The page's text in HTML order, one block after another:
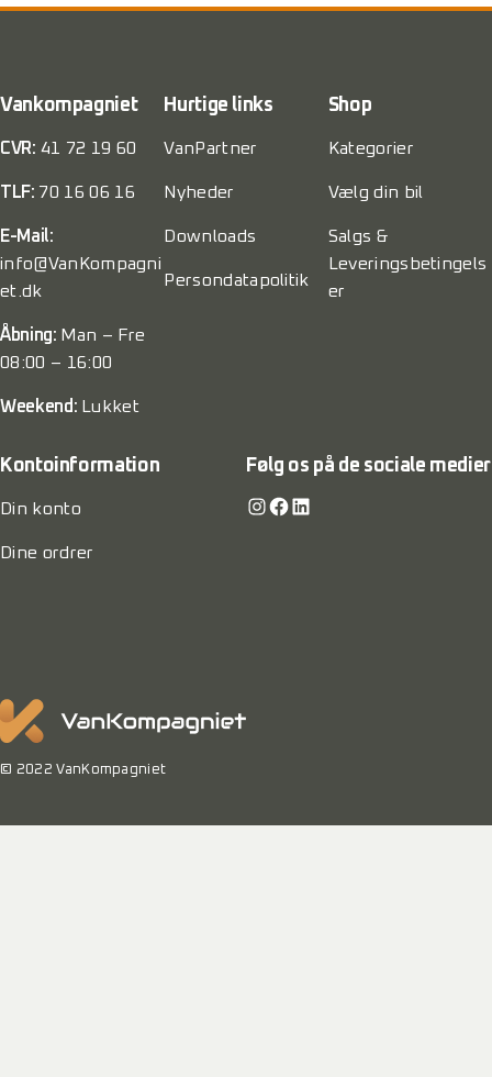
Vankompagniet
CVR: 41 72 19 60
TLF: 70 16 06 16
E-Mail:
info@VanKompagni
et.dk
Åbning: Man – Fre
08:00 – 16:00
Weekend: Lukket
Hurtige links
VanPartner
Nyheder
Downloads
Persondatapolitik
Shop
Kategorier
Vælg din bil
Salgs &
Leveringsbetingels
er
Kontoinformation
Din konto
Dine ordrer
Følg os på de sociale medier
Instagram Facebook LinkedIn
© 2022 VanKompagniet